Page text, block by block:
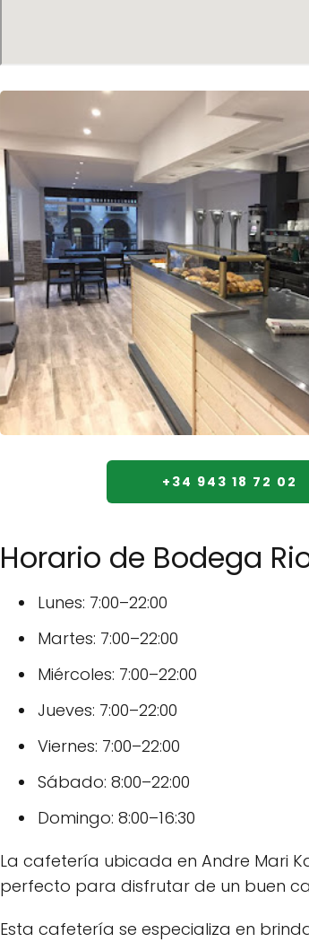
+34 943 18 72 02
Horario de Bodega
Lunes: 7:00–22:00
Martes: 7:00–22:00
Miércoles: 7:00–22:00
Jueves: 7:00–22:00
Viernes: 7:00–22:00
Sábado: 8:00–22:00
Domingo: 8:00–16:30
La cafetería ubicada en Andre Mari
perfecto para disfrutar de un buen
Esta cafetería se especializa en